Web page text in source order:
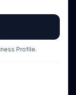
Profile.